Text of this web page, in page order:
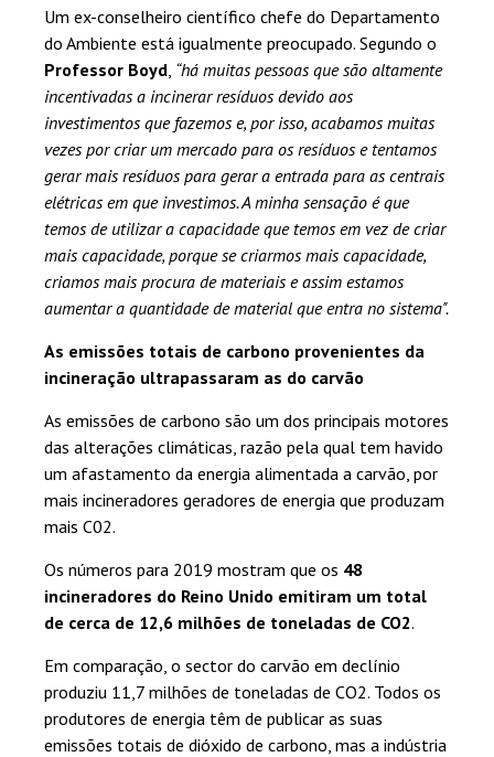
Um ex-conselheiro científico chefe do Departamento
do Ambiente está igualmente preocupado. Segundo o
Professor Boyd “há muitas pessoas que são altamente
incentivadas a incinerar resíduos devido aos
investimentos que fazemos e, por isso, acabamos muitas
vezes por criar um mercado para os resíduos e tentamos
gerar mais resíduos para gerar a entrada para as centrais
elétricas em que investimos. A minha sensação é que
temos de utilizar a capacidade que temos em vez de criar
mais capacidade, porque se criarmos mais capacidade,
criamos mais procura de materiais e assim estamos
aumentar a quantidade de material que entra no sistema".
As emissões totais de carbono provenientes da
incineração ultrapassaram as do carvão
As emissões de carbono são um dos principais motores
das alterações climáticas, razão pela qual tem havido
um afastamento da energia alimentada a carvão, por
mais incineradores geradores de energia que produzam
mais C02.
Os números para 2019 mostram que os 48
incineradores do Reino Unido emitiram um total
de cerca de 12,6 milhões de toneladas de CO2.
Em comparação, o sector do carvão em declínio
produziu 11,7 milhões de toneladas de CO2. Todos os
produtores de energia têm de publicar as suas
emissões totais de dióxido de carbono, mas a indústria